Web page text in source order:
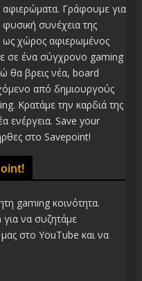
Γράφουμε για
συνέχεια της
ως χώρος αφιερωμένος
σε ένα σύγχρονο gaming
θα βρεις νέα, board
από δημιουργούς
Κρατάμε την καρδιά της
ενέργεια. Save your
στο Savepoint!
gaming κοινότητα.
να συζητάμε
στο YouTube και να